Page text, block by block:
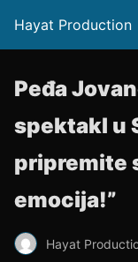
Hayat Production
Peđa
spektakl u
pripremite
emocija!”
Hayat